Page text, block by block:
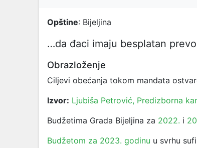
Opštine: Bijeljina
…da đaci imaju besplatan
Obrazloženje
Ciljevi obećanja tokom mandata
Izvor: Ljubiša Petrović, Predizborna
Budžetima Grada Bijeljina za 2022. i
Budžetom za 2023. godinu u svrhu